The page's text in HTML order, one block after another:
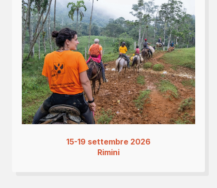
15-19 settembre 2026
Rimini